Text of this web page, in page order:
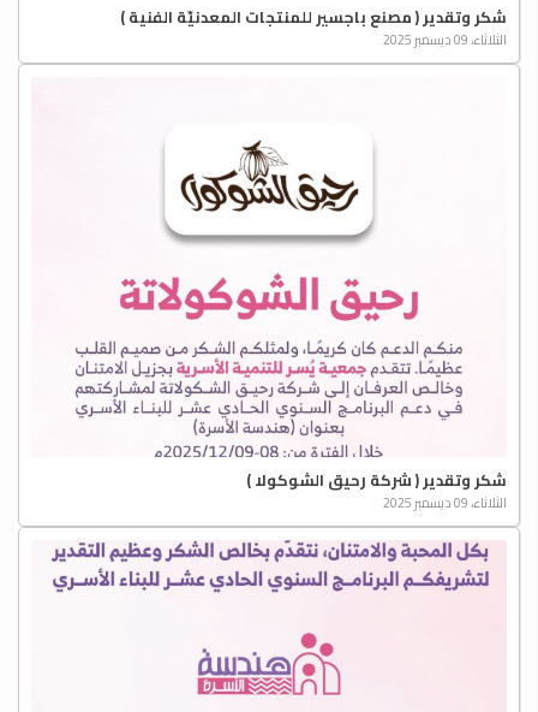
شكر وتقدير ( مصنع باجسير للمنتجات المعدنيّة الفنية )
الثلاثاء، 09 ديسمبر 2025
شكر وتقدير ( شركة رحيق الشوكولا )
الثلاثاء، 09 ديسمبر 2025